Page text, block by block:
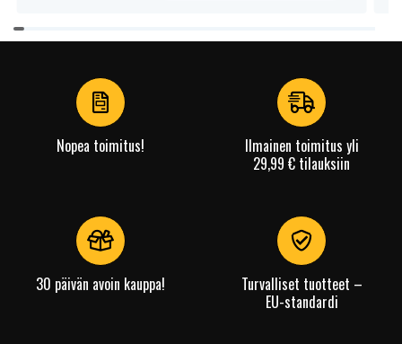
Item
1
Nopea toimitus!
Ilmainen toimitus yli
29,99 € tilauksiin
30 päivän avoin kauppa!
Turvalliset tuotteet –
EU-standardi